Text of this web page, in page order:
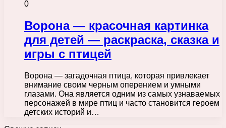
0
Ворона — красочная картинка
для детей — раскраска, сказка и
игры с птицей
Ворона — загадочная птица, которая привлекает
внимание своим черным оперением и умными
глазами. Она является одним из самых узнаваемых
персонажей в мире птиц и часто становится героем
детских историй и…